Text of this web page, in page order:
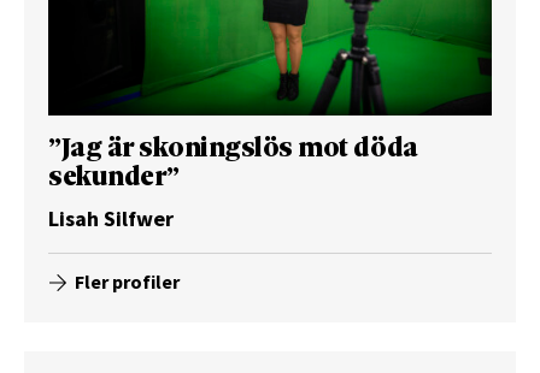
”Jag är skoningslös mot döda
sekunder”
Lisah Silfwer
Fler profiler